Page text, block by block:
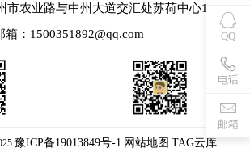
QQ
电话
邮箱
市农业路与中州大道交汇处苏荷中心1715
箱：1500351892@qq.com
豫ICP备19013849号-1 网站地图 TAG云库